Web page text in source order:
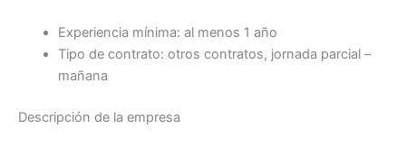
Experiencia mínima: al menos 1 año
Tipo de contrato: otros contratos, jornada parcial –
mañana
Descripción de la empresa